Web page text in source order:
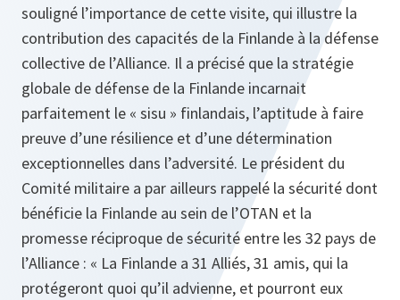
souligné l’importance de cette visite, qui illustre la
contribution des capacités de la Finlande à la défense
collective de l’Alliance. Il a précisé que la stratégie
globale de défense de la Finlande incarnait
parfaitement le « sisu » finlandais, l’aptitude à faire
preuve d’une résilience et d’une détermination
exceptionnelles dans l’adversité. Le président du
Comité militaire a par ailleurs rappelé la sécurité dont
bénéficie la Finlande au sein de l’OTAN et la
promesse réciproque de sécurité entre les 32 pays de
l’Alliance : « La Finlande a 31 Alliés, 31 amis, qui la
protégeront quoi qu’il advienne, et pourront eux